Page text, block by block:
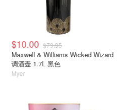
$10.00 $79.95
Maxwell & Williams Wicked Wizard
调酒壶 1.7L 黑色
Myer